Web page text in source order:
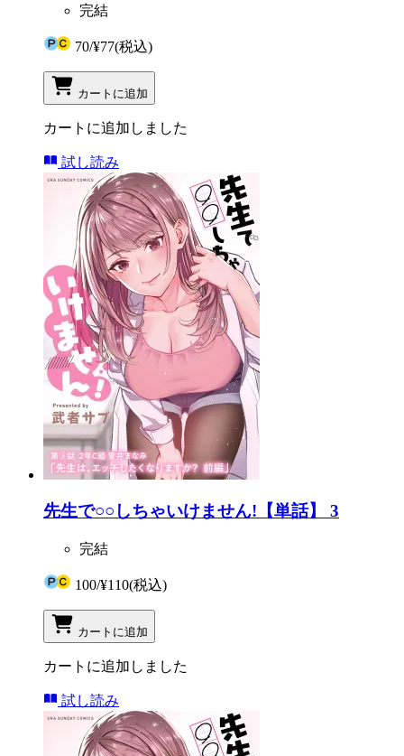
完結
70/¥77(税込)
カートに追加
カートに追加しました
試し読み
先生で○○しちゃいけません!【単話】 3
完結
100/¥110(税込)
カートに追加
カートに追加しました
試し読み